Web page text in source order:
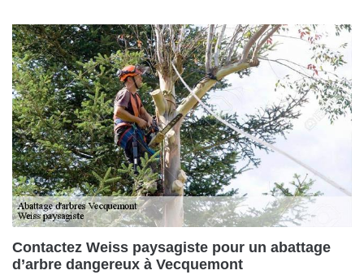
Contactez Weiss paysagiste pour un abattage
d’arbre dangereux à Vecquemont